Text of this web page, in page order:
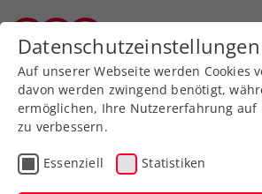
Aktuelle
Datenschutzeinstellungen
Auf unserer Webseite werden Cookies
davon werden zwingend benötigt,
ermöglichen, Ihre Nutzererfahrung auf
zu verbessern.
Essenziell Statistiken